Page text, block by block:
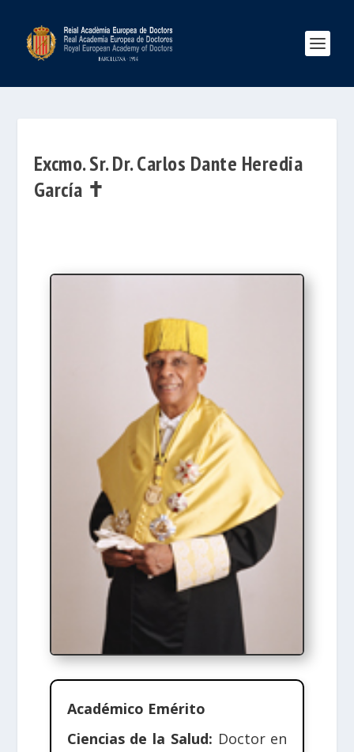
Excmo. Sr. Dr. Carlos Dante Heredia
García ✝
Académico Emérito
Ciencias de la Salud: Doctor en